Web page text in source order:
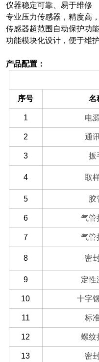
仪器稳定可靠、易于维修
专业压力传感器，精度高
传感器超范围自动保护功
功能模块化设计，便于维护
产品配置：
序号 名
1 电
2 通
3 扳
4 取
5 胶
6 气管
7 气管
8 密
9 定性
10 十字
11 标
12 螺纹
13 密